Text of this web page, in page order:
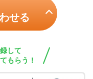
せる
して
もらう！